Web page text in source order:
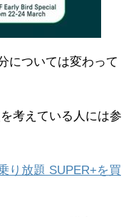
については変わって
考えている人には参
り放題 SUPER+を買